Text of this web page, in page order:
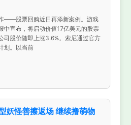
——股票回购近日再添新案例。游戏
中宣布，将启动价值17亿美元的股票
司股价随即上涨3.6%。索尼通过官方
划。以当前
妖怪善擦返场 继续撸萌物